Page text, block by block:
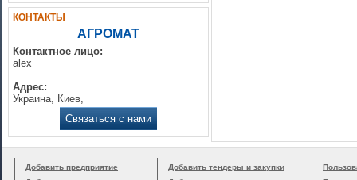
КОНТАКТЫ
АГРОМАТ
Контактное лицо:
alex
Адрес:
Украина, Киев,
Связаться с нами
Добавить предприятие
Добавить тендеры и закупки